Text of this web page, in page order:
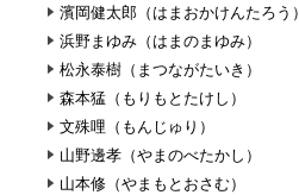
濱岡健太郎（はまおかけんたろう）
浜野まゆみ（はまのまゆみ）
松永泰樹（まつながたいき）
森本猛（もりもとたけし）
文殊哩（もんじゅり）
山野邊孝（やまのべたかし）
山本修（やまもとおさむ）